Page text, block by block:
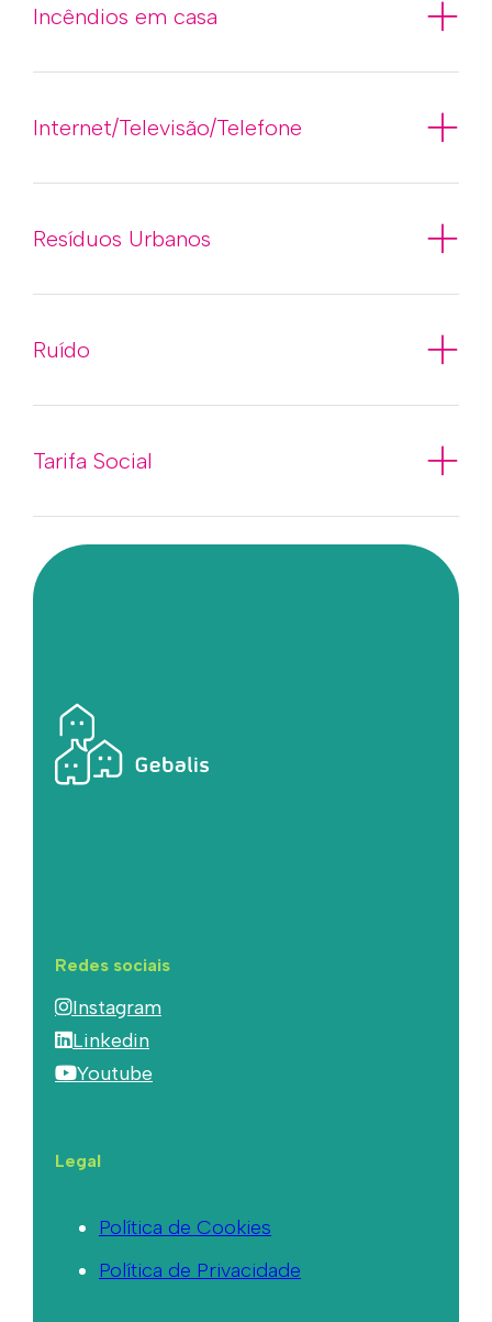
Incêndios em casa
Internet/Televisão/Telefone
Resíduos Urbanos
Ruído
Tarifa Social
Redes sociais
Instagram
Linkedin
Youtube
Legal
Política de Cookies
Política de Privacidade